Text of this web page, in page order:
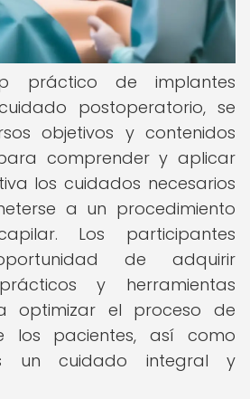
práctico de implantes
postoperatorio, se
objetivos y contenidos
comprender y aplicar
los cuidados necesarios
a un procedimiento
Los participantes
de adquirir
y herramientas
optimizar el proceso de
los pacientes, así como
un cuidado integral y